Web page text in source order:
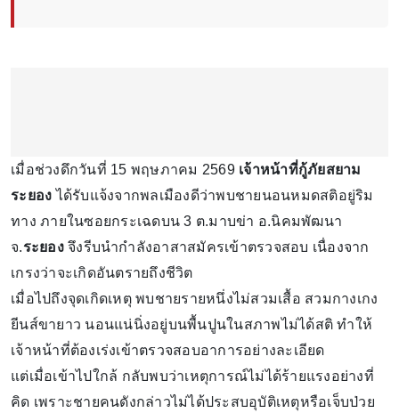
เมื่อช่วงดึกวันที่ 15 พฤษภาคม 2569 เจ้าหน้าที่กู้ภัยสยาม
ระยอง ได้รับแจ้งจากพลเมืองดีว่าพบชายนอนหมดสติอยู่ริม
ทาง ภายในซอยกระเฉดบน 3 ต.มาบข่า อ.นิคมพัฒนา
จ.ระยองจึงรีบนำกำลังอาสาสมัครเข้าตรวจสอบ เนื่องจาก
เกรงว่าจะเกิดอันตรายถึงชีวิต
เมื่อไปถึงจุดเกิดเหตุ พบชายรายหนึ่งไม่สวมเสื้อ สวมกางเกง
ยีนส์ขายาว นอนแน่นิ่งอยู่บนพื้นปูนในสภาพไม่ได้สติ ทำให้
เจ้าหน้าที่ต้องเร่งเข้าตรวจสอบอาการอย่างละเอียด
แต่เมื่อเข้าไปใกล้ กลับพบว่าเหตุการณ์ไม่ได้ร้ายแรงอย่างที่
คิด เพราะชายคนดังกล่าวไม่ได้ประสบอุบัติเหตุหรือเจ็บป่วย